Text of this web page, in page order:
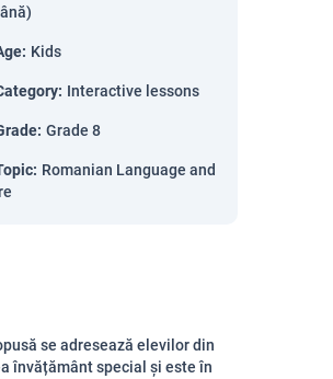
: Kids
: Interactive lessons
: Grade 8
: Romanian Language and
se adresează elevilor din
învățământ special și este în